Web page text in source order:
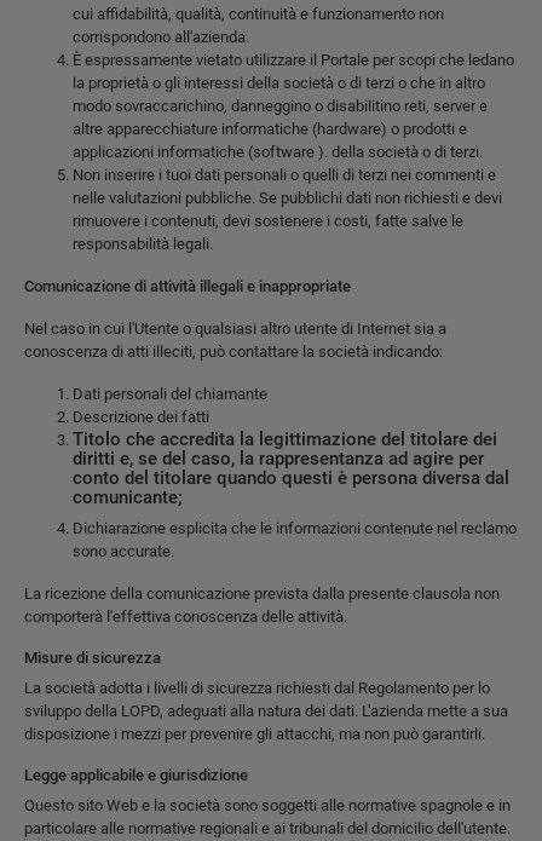
cui affidabilità, qualità, continuità e funzionamento non
corrispondono all'azienda.
È espressamente vietato utilizzare il Portale per scopi che ledano
la proprietà o gli interessi della società o di terzi o che in altro
modo sovraccarichino, danneggino o disabilitino reti, server e
altre apparecchiature informatiche (hardware) o prodotti e
applicazioni informatiche (software ). della società o di terzi.
Non inserire i tuoi dati personali o quelli di terzi nei commenti e
nelle valutazioni pubbliche. Se pubblichi dati non richiesti e devi
rimuovere i contenuti, devi sostenere i costi, fatte salve le
responsabilità legali.
Comunicazione di attività illegali e inappropriate
Nel caso in cui l'Utente o qualsiasi altro utente di Internet sia a
conoscenza di atti illeciti, può contattare la società indicando:
Dati personali del chiamante
Descrizione dei fatti
Titolo che accredita la legittimazione del titolare dei
diritti e, se del caso, la rappresentanza ad agire per
conto del titolare quando questi è persona diversa dal
comunicante;
Dichiarazione esplicita che le informazioni contenute nel reclamo
sono accurate.
La ricezione della comunicazione prevista dalla presente clausola non
comporterà l'effettiva conoscenza delle attività.
Misure di sicurezza
La società adotta i livelli di sicurezza richiesti dal Regolamento per lo
sviluppo della LOPD, adeguati alla natura dei dati. L'azienda mette a sua
disposizione i mezzi per prevenire gli attacchi, ma non può garantirli.
Legge applicabile e giurisdizione
Questo sito Web e la società sono soggetti alle normative spagnole e in
particolare alle normative regionali e ai tribunali del domicilio dell'utente.